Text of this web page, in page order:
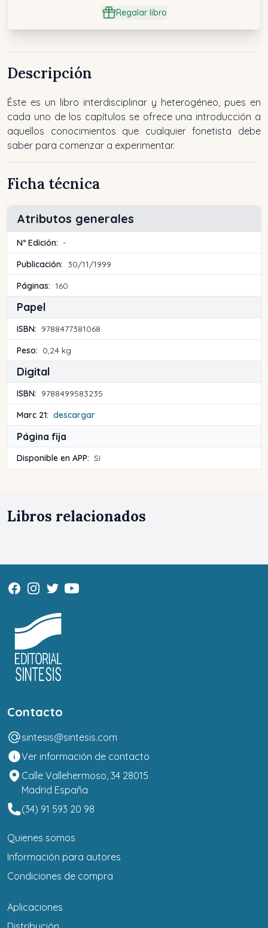
Regalar libro
Descripción
Éste es un libro interdisciplinar y heterogéneo, pues en
cada uno de los capítulos se ofrece una introducción a
aquellos conocimientos que cualquier fonetista debe
saber para comenzar a experimentar.
Ficha técnica
Atributos generales
Nº Edición: -
Publicación: 30/11/1999
Páginas: 160
Papel
ISBN: 9788477381068
Peso: 0,24 kg
Digital
ISBN: 9788499583235
Marc 21: descargar
Página fija
Disponible en APP: Sí
Libros relacionados
Contacto
sintesis@sintesis.com
Ver información de contacto
Calle Vallehermoso, 34 28015
Madrid España
(34) 91 593 20 98
Quienes somos
Información para autores
Condiciones de compra
Aplicaciones